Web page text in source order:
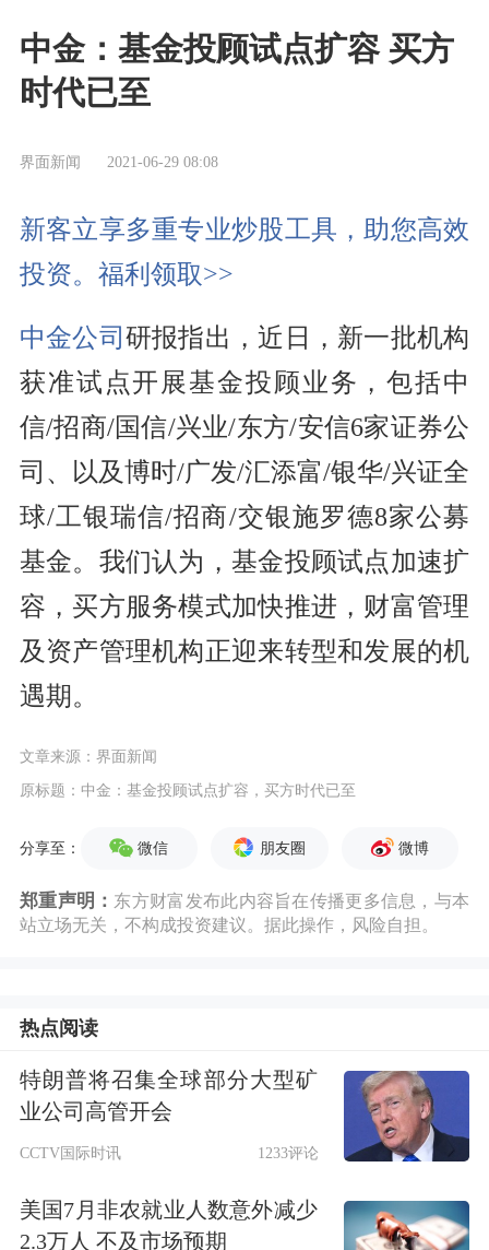
中金：基金投顾试点扩容 买方
时代已至
界面新闻 2021-06-29 08:08
新客立享多重专业炒股工具，助您高效
投资。福利领取>>
中金公司 研报指出，近日，新一批机构
获准试点开展基金投顾业务，包括中
信/招商/国信/兴业/东方/安信6家证券公
司、以及博时/广发/汇添富/银华/兴证全
球/工银瑞信/招商/交银施罗德8家公募
基金。我们认为，基金投顾试点加速扩
容，买方服务模式加快推进，财富管理
及资产管理机构正迎来转型和发展的机
遇期。
文章来源：界面新闻
原标题：中金：基金投顾试点扩容，买方时代已至
分享至： 微信 朋友圈 微博
郑重声明： 东方财富发布此内容旨在传播更多信息，与本
站立场无关，不构成投资建议。据此操作，风险自担。
热点阅读
特朗普将召集全球部分大型矿
业公司高管开会
CCTV国际时讯 1233评论
美国7月非农就业人数意外减少
2.3万人 不及市场预期